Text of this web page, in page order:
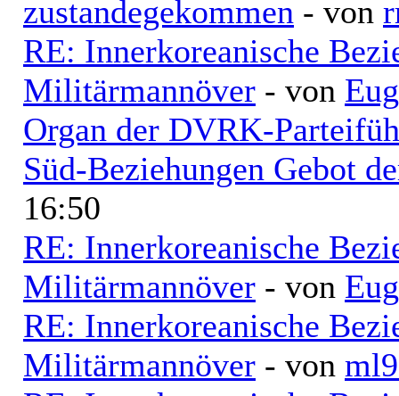
zustandegekommen - von
RE: Innerkoreanische
Militärmannöver - von
Organ der DVRK-
Süd-Beziehungen Gebot
16:50
RE: Innerkoreanische
Militärmannöver - von
RE: Innerkoreanische
Militärmannöver - von